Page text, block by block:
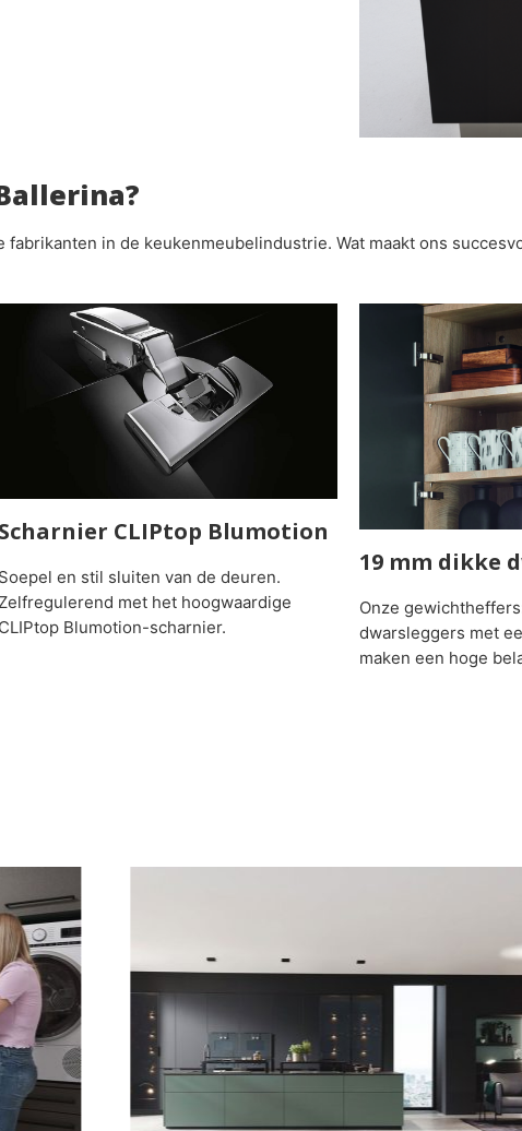
fabrikanten in de keukenmeubelindustrie. Wat maakt ons
Scharnier CLIPtop Blumotion
Soepel en stil sluiten van de deuren.
Zelfregulerend met het hoogwaardige
CLIPtop Blumotion-scharnier.
19 mm dikke
Onze
dwarsleggers met
maken een hoge